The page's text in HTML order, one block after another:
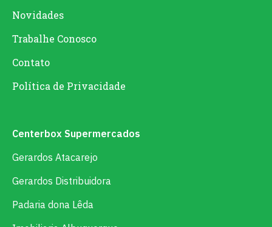
Novidades
Trabalhe Conosco
Contato
Política de Privacidade
Centerbox Supermercados
Gerardos Atacarejo
Gerardos Distribuidora
Padaria dona Lêda